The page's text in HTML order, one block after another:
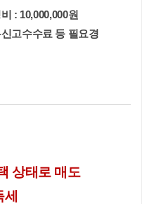
: 10,000,000원
고수수료 등 필요경
상태로 매도